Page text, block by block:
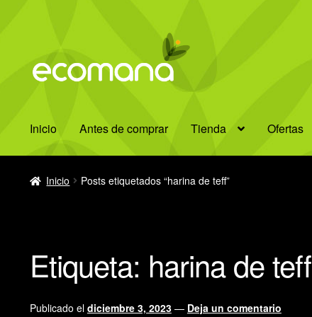
la
contenido
Inicio Antes de comprar Tienda Ofertas
Inicio Posts etiquetados “harina de teff”
Etiqueta: harina de teff
Publicado el diciembre 3, 2023 — Deja un comentario